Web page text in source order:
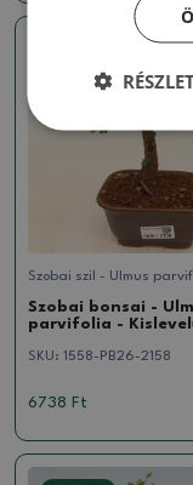
Szobai szil - Ulmus
Szobai bonsai -
parvifolia -
SKU: 1558-PB26-2158
6738 Ft